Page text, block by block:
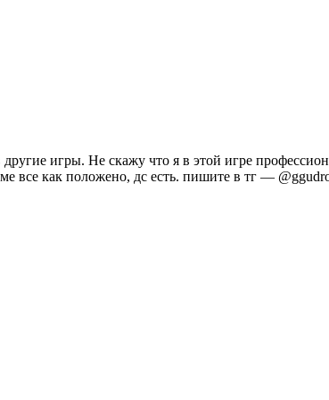
игры. Не скажу что я в этой игре
все как положено, дс есть. пишите в тг —